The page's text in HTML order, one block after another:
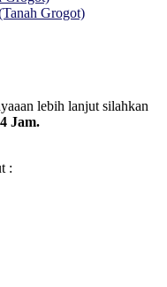
Grogot)
lebih lanjut silahkan
Jam.
: